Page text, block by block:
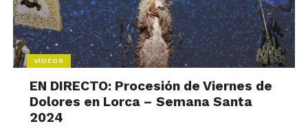
VÍDEOS
EN DIRECTO: Procesión de Viernes de
Dolores en Lorca – Semana Santa
2024